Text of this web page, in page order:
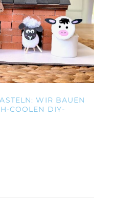
WIR BAUEN
COOLEN DIY-